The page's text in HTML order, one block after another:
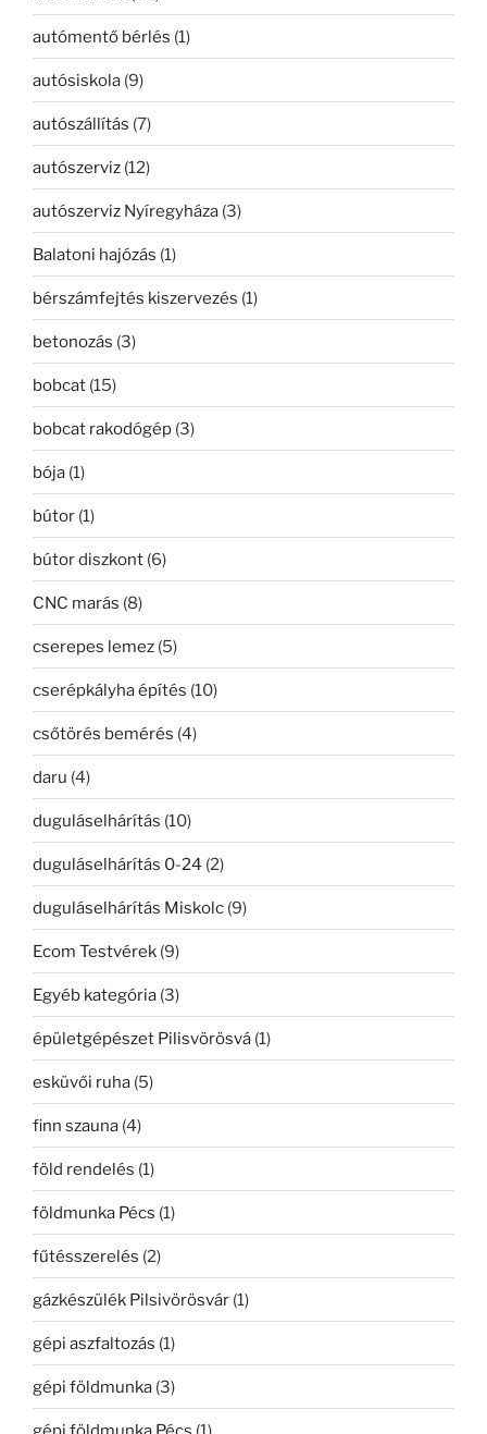
autómentő bérlés (1)
autósiskola (9)
autószállítás (7)
autószerviz (12)
autószerviz Nyíregyháza (3)
Balatoni hajózás (1)
bérszámfejtés kiszervezés (1)
betonozás (3)
bobcat (15)
bobcat rakodógép (3)
bója (1)
bútor (1)
bútor diszkont (6)
CNC marás (8)
cserepes lemez (5)
cserépkályha építés (10)
csőtörés bemérés (4)
daru (4)
duguláselhárítás (10)
duguláselhárítás 0-24 (2)
duguláselhárítás Miskolc (9)
Ecom Testvérek (9)
Egyéb kategória (3)
épületgépészet Pilisvörösvá (1)
esküvői ruha (5)
finn szauna (4)
föld rendelés (1)
földmunka Pécs (1)
fűtésszerelés (2)
gázkészülék Pilsivörösvár (1)
gépi aszfaltozás (1)
gépi földmunka (3)